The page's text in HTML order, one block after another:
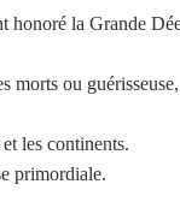
honoré la Grande
ou
les continents.
primordiale.